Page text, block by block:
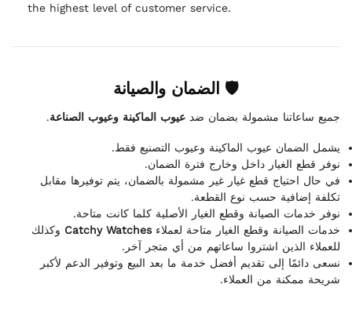
the highest level of customer service.
🛡 الضمان والصيانة
جميع ساعاتنا مشمولة بضمان ضد عيوب الماكينة وعيوب الصناعة.
يشمل الضمان عيوب الماكينة وعيوب التصنيع فقط.
نوفر قطع الغيار داخل وخارج فترة الضمان.
في حال احتياج قطع غيار غير مشمولة بالضمان، يتم توفيرها مقابل
تكلفة إضافية حسب نوع القطعة.
نوفر خدمات الصيانة وقطع الغيار الأصلية كلما كانت متاحة.
خدمات الصيانة وقطع الغيار متاحة لعملاءCatchy Watches وكذلك
للعملاء الذين اشتروا ساعاتهم من أي متجر آخر.
نسعى دائمًا إلى تقديم أفضل خدمة ما بعد البيع وتوفير الدعم لأكبر
شريحة ممكنة من العملاء.